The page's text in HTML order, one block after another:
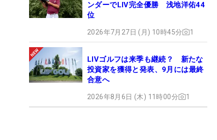
ンダーでLIV完全優勝 浅地洋佑44
位
2026年7月27日 (月) 10時45分 1
LIVゴルフは来季も継続？ 新たな
投資家を獲得と発表、9月には最終
合意へ
2026年8月6日 (木) 11時00分 1